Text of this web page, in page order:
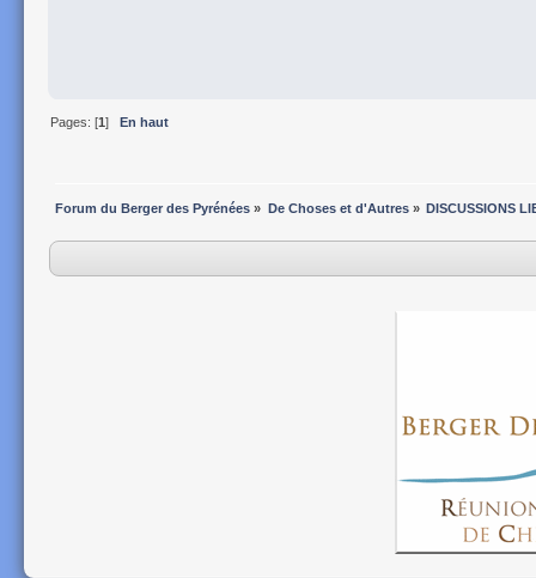
Pages: [1]En haut
Forum du Berger des Pyrénées » De Choses et d'Autres» DISCUSSIONS